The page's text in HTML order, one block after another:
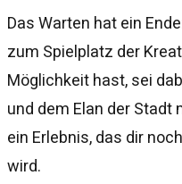
Das Warten hat ein
zum Spielplatz der
Möglichkeit hast, sei
und dem Elan der Stadt
ein Erlebnis, das dir
wird.